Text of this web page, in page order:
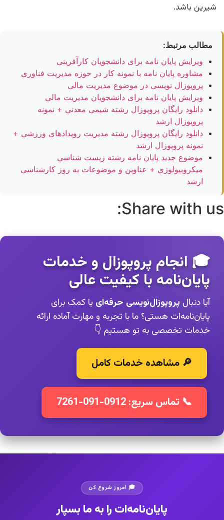
شیرین باشد.
مطالب مرتبط:
ویرایش پایان نامه برای دانشجویان کارآفرینی
مشاوره پایان نامه با نمونه کار در حوزه مدیریت فناوری
پروپوزال نویسی در موضوع مدیریت مالی
ویرایش پایان نامه برای دانشجویان مدیریت مالی
دانلود رایگان پروپوزال رشته شیمی معدنی + نمونه
پروپوزال ارشد
دانلود رایگان پروپوزال رشته مدیریت رویدادهای ورزشی +
نمونه پروپوزال ارشد
موضوع جدید پایان نامه رشته زیست شناسی
میکروبیولوژی + عناوین و موضوعات به روز کارشناسی
ارشد
Share with us:
🎓 انجام پروپوزال و خدمات
پایان‌نامه با کیفیت عالی
آیا دنبال پروپوزال‌نویسی حرفه‌ای یا کمک برای
پایان‌نامه‌ات هستی؟ ما با تجربه و مهارت آماده ارائه
خدمات تخصصی به تو هستیم 👇
🔎 مشاهده خدمات کامل
📞 تماس سریع: 0912-091-7261
🎓 امروز شروع کن
پایان‌نامه‌ات را به ما بسپار